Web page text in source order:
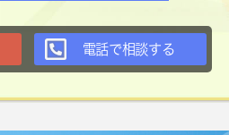
電話で相談する